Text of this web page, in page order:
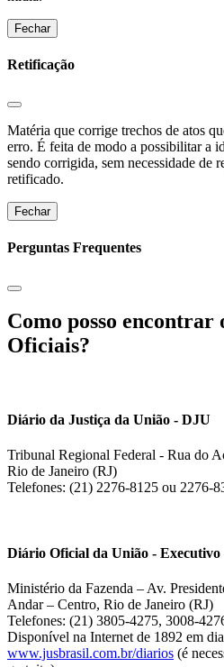
Fechar
Retificação
Matéria que corrige trechos de atos
erro. É feita de modo a possibilitar a
sendo corrigida, sem necessidade de
retificado.
Fechar
Perguntas Frequentes
Como posso
Oficiais?
Diário da Justiça da União - DJU
Tribunal Regional Federal - Rua do
Rio de Janeiro (RJ)
Telefones: (21) 2276-8125 ou 2276-
Diário Oficial da União - Executivo
Ministério da Fazenda – Av.
Andar – Centro, Rio de Janeiro (RJ)
Telefones: (21) 3805-4275, 3008-
Disponível na Internet de 1892 em
www.jusbrasil.com.br/diarios (é